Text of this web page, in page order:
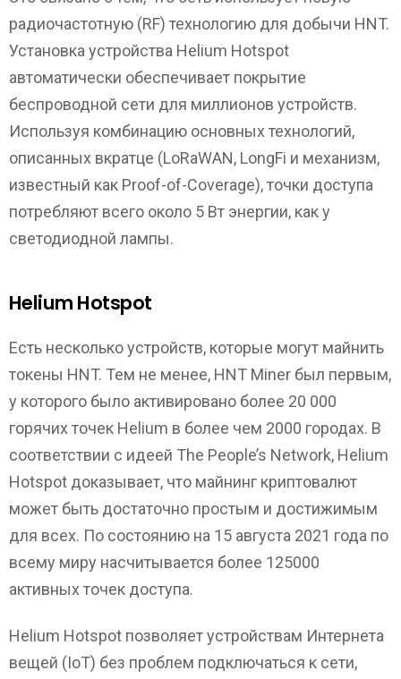
радиочастотную (RF) технологию для добычи HNT.
Установка устройства Helium Hotspot
автоматически обеспечивает покрытие
беспроводной сети для миллионов устройств.
Используя комбинацию основных технологий,
описанных вкратце (LoRaWAN, LongFi и механизм,
известный как Proof-of-Coverage), точки доступа
потребляют всего около 5 Вт энергии, как у
светодиодной лампы.
Helium Hotspot
Есть несколько устройств, которые могут майнить
токены HNT. Тем не менее, HNT Miner был первым,
у которого было активировано более 20 000
горячих точек Helium в более чем 2000 городах. В
соответствии с идеей The People’s Network, Helium
Hotspot доказывает, что майнинг криптовалют
может быть достаточно простым и достижимым
для всех. По состоянию на 15 августа 2021 года по
всему миру насчитывается более 125000
активных точек доступа.
Helium Hotspot позволяет устройствам Интернета
вещей (IoT) без проблем подключаться к сети,